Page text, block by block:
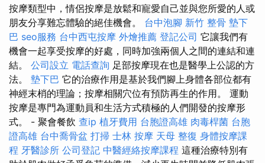
按摩類型中，情侶按摩是放鬆和寵愛自己並與您所愛的人或
朋友分享難忘體驗的絕佳機會。 台中泡腳 新竹 整骨 墊下
巴 seo服務 台中西屯按摩 外燴推薦 登記公司 它讓我們有
機會一起享受按摩的好處，同時加強兩個人之間的連結和連
結。 公司設立 電話查詢 足部按摩現在也是醫學上公認的方
法。 墊下巴 它的治療作用是基於我們腳上身體各部位都有
神經末梢的理論；按摩相關穴位有預防再生的作用。 運動
按摩是專門為運動員和生活方式積極的人們開發的按摩形
式。 - 聚會餐飲 查ip 植牙費用 台胞證高雄 肉毒桿菌 台胞
證高雄 台中喬骨盆 打掃 士林 按摩 天母 整復 身體按摩課
程 牙醫診所 公司登記 中醫經絡按摩課程 這種治療特別有